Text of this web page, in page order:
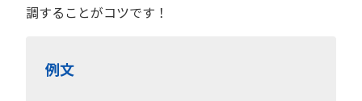
調することがコツです！
例文